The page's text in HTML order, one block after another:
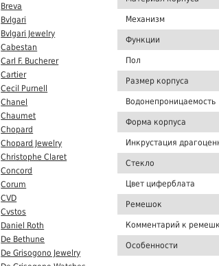
Breva
Bvlgari
Bvlgari Jewelry
Cabestan
Carl F. Bucherer
Cartier
Cecil Purnell
Chanel
Chaumet
Chopard
Chopard Jewelry
Christophe Claret
Concord
Corum
CVD
Cvstos
Daniel Roth
De Bethune
De Grisogono Jewelry
Механизм
Функции
Пол
Размер корпуса
Водонепроницаемость
Форма корпуса
Инкрустация
Стекло
Цвет циферблата
Ремешок
Комментарий к
Особенности